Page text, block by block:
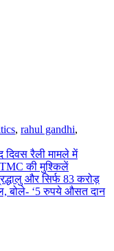
, rahul gandhi,
दिवस रैली मामले में
की मुश्किलें
और सिर्फ 83 करोड़
बोले- ‘5 रुपये औसत दान